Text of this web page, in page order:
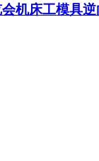
机床工模具